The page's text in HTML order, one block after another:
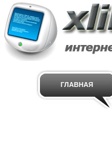
ГЛАВНАЯ